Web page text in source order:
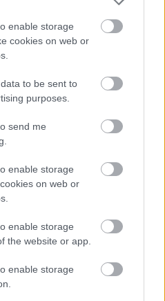
enable storage
cookies on web or
to be sent to
purposes.
send me
enable storage
on web or
enable storage
the website or app.
enable storage
, Aarnio kertoo.
käytössä on
Kun sovellusta on
hoituvat lisäksi
hoitaa sillä mielellään
tehtävät –
alue.”Procountor
tekee helpoksi sen
välttämätön paha –
niin en näe että
.